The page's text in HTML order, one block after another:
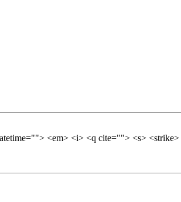
<em> <i> <q cite=""> <s> <strike>